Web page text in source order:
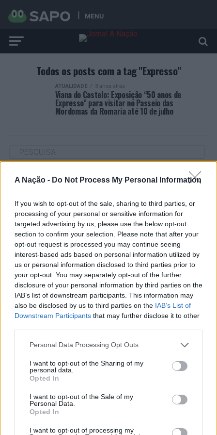
A Nação - Do Not Process My Personal Information
If you wish to opt-out of the sale, sharing to third parties, or
processing of your personal or sensitive information for
targeted advertising by us, please use the below opt-out
section to confirm your selection. Please note that after your
opt-out request is processed you may continue seeing
interest-based ads based on personal information utilized by
us or personal information disclosed to third parties prior to
your opt-out. You may separately opt-out of the further
disclosure of your personal information by third parties on the
IAB’s list of downstream participants. This information may
also be disclosed by us to third parties on the IAB’s List of
Downstream Participants that may further disclose it to other
Personal Data Processing Opt Outs
I want to opt-out of the Sharing of my
personal data.
Opted In
I want to opt-out of the Sale of my
Personal Data.
Opted In
I want to opt-out of processing my
MENU
Todos os posts com a tag "Expresso"
ATUALIDADE 3 anos atrás
Viana do Castelo: Exposição “50 anos de
Expresso” para visitar no Passeio das
Mordomas da Romaria até 10 de julho
ARTIGOS RECENTES
de “provocar” mudanças genéticas, diz neurocientista
“Millennium Estoril Open 2026” regressou ao circuito ATP
com vitória do francês Luca Van Assche
Castelo Branco: “Bienal Internacional de Artes e Ofícios”
promete afirmar artesanato, património e inovação como
“motores de desenvolvimento económico e cultural” do
município português
Covilhã: Especialista aponta investimento estrangeiro e
valorização imobiliária como motores do crescimento da
Rio de Janeiro: Governo do Estado propõe parceria com a
FUNCEX para “reforçar inteligência sobre comércio
exterior”